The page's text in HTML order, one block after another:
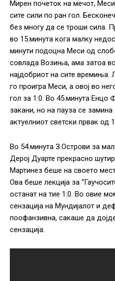
Мирен почеток на мечот, Меси
сите сили по ран гол.
без многу да се троши сила.
во 15.минута кога малку
минути подоцна Меси од
совлада Возиња, ама затоа во
најдобриот на сите времиња.
го проигра Меси, а овој во
гол за 1:0. Во 45.минута Енцо
закани, но на пауза се
актуелниот светски првак од
Во 54.минута З.Острови за
Дерој Дуарте прекрасно
Мартинез беше на своето
Ова беше лекција за
останат на тие 1:0. Во овие
сензација на Мундијалот и
поофанзивна, сакаше да
сензација.